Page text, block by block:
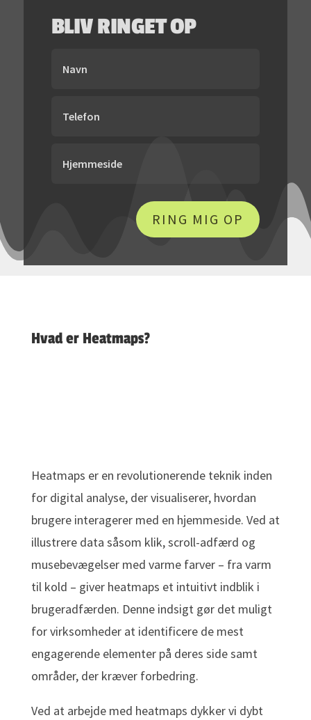
BLIV RINGET OP
RING MIG OP
Hvad er Heatmaps?
Heatmaps er en revolutionerende teknik inden
for digital analyse, der visualiserer, hvordan
brugere interagerer med en hjemmeside. Ved at
illustrere data såsom klik, scroll-adfærd og
musebevægelser med varme farver – fra varm
til kold – giver heatmaps et intuitivt indblik i
brugeradfærden. Denne indsigt gør det muligt
for virksomheder at identificere de mest
engagerende elementer på deres side samt
områder, der kræver forbedring.
Ved at arbejde med heatmaps dykker vi dybt